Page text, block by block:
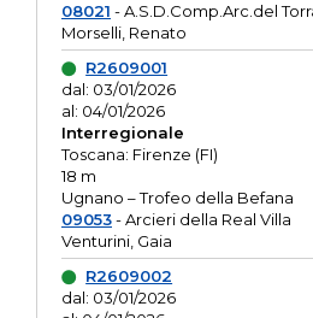
08021 - A.S.D.Comp.Arc.del
Morselli, Renato
R2609001
dal: 03/01/2026
al: 04/01/2026
Interregionale
Toscana: Firenze (FI)
18 m
Ugnano – Trofeo della Befana
09053- Arcieri della Real Villa
Venturini, Gaia
R2609002
dal: 03/01/2026